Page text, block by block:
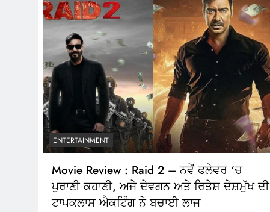
ENTERTAINMENT
Movie Review : Raid 2 – ਨਵੇਂ ਫਲੇਵਰ ‘ਚ
ਪੁਰਾਣੀ ਕਹਾਣੀ, ਅਜੇ ਦੇਵਗਨ ਅਤੇ ਰਿਤੇਸ਼ ਦੇਸ਼ਮੁੱਖ ਦੀ
ਟਾਪਕਲਾਸ ਐਕਟਿੰਗ ਨੇ ਬਚਾਈ ਲਾਜ